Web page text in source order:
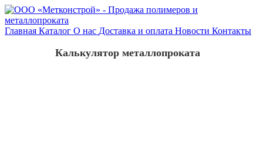
Главная Каталог О нас Доставка и оплата Новости Контакты
Калькулятор металлопроката